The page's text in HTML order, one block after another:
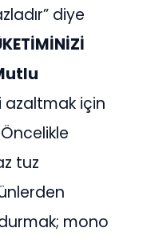
diye
azaltmak için
tuz
mono